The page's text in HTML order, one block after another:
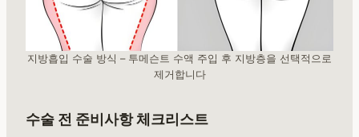
지방흡입 수술 방식 – 투메슨트 수액 주입 후 지방층을 선택적으로
제거합니다
수술 전 준비사항 체크리스트